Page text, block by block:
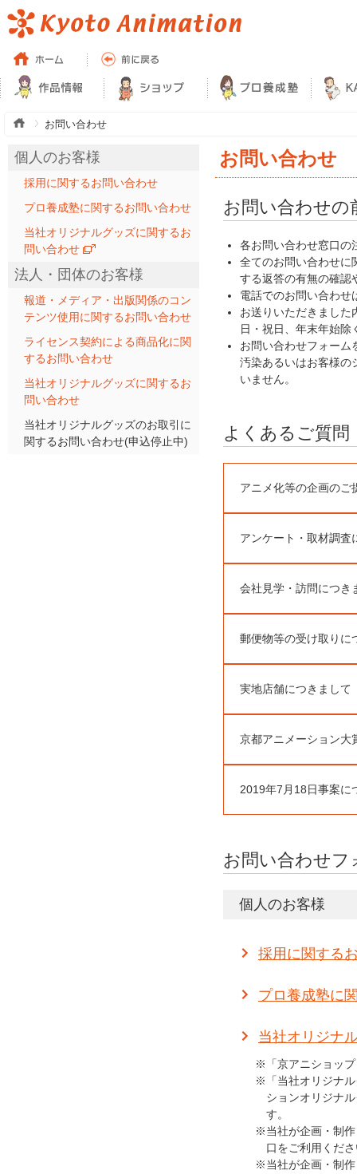
お問い合わせ
個人のお客様
採用に関するお問い合わせ
プロ養成塾に関するお問い合わせ
当社オリジナルグッズに関するお
問い合わせ
法人・団体のお客様
報道・メディア・出版関係のコン
テンツ使用に関するお問い合わせ
ライセンス契約による商品化に関
するお問い合わせ
当社オリジナルグッズに関するお
問い合わせ
当社オリジナルグッズのお取引に
関するお問い合わせ(申込停止中)
お問い合わせ
お問い合わせの
各お問い合わせ窓口の
全てのお問い合わせに
する返答の有無の確認
電話でのお問い合わせ
お送りいただきました
日・祝日、年末年始除
お問い合わせフォーム
汚染あるいはお客様の
いません。
よくあるご質問
アニメ化等の企画のご
アンケート・取材調査
会社見学・訪問につき
郵便物等の受け取りに
実地店舗につきまして
京都アニメーション大
2019年7月18日事案に
お問い合わせフ
個人のお客様
採用に関する
プロ養成塾に
当社オリジナ
※「京アニショッ
※「当社オリジナル
ションオリジナ
す。
※当社が企画・制作
口をご利用くだ
※当社が企画・制作